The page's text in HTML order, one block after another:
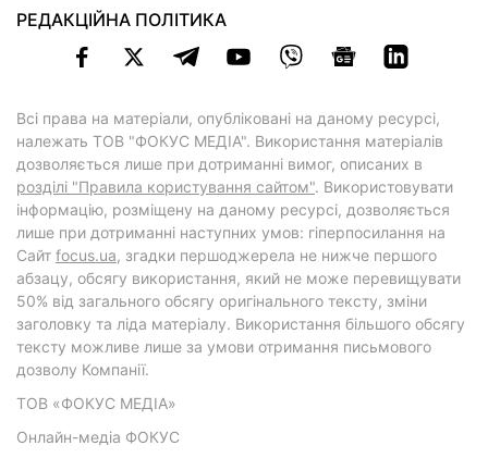
РЕДАКЦІЙНА ПОЛІТИКА
Всі права на матеріали, опубліковані на даному ресурсі,
належать ТОВ "ФОКУС МЕДІА". Використання матеріалів
дозволяється лише при дотриманні вимог, описаних в
розділі "Правила користування сайтом". Використовувати
інформацію, розміщену на даному ресурсі, дозволяється
лише при дотриманні наступних умов: гіперпосилання на
Cайт focus.ua, згадки першоджерела не нижче першого
абзацу, обсягу використання, який не може перевищувати
50% від загального обсягу оригінального тексту, зміни
заголовку та ліда матеріалу. Використання більшого обсягу
тексту можливе лише за умови отримання письмового
дозволу Компанії.
ТОВ «ФОКУС МЕДІА»
Онлайн-медіа ФОКУС